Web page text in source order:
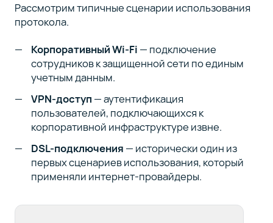
Рассмотрим типичные сценарии использования
протокола.
Корпоративный Wi-Fi — подключение
сотрудников к защищенной сети по единым
учетным данным.
VPN-доступ — аутентификация
пользователей, подключающихся к
корпоративной инфраструктуре извне.
DSL-подключения — исторически один из
первых сценариев использования, который
применяли интернет-провайдеры.